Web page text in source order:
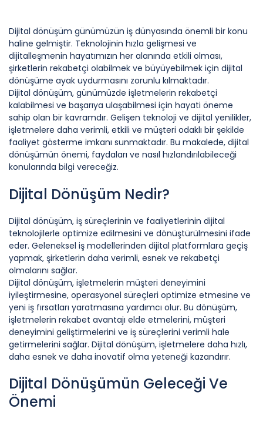
Dijital dönüşüm günümüzün iş dünyasında önemli bir konu
haline gelmiştir. Teknolojinin hızla gelişmesi ve
dijitalleşmenin hayatımızın her alanında etkili olması,
şirketlerin rekabetçi olabilmek ve büyüyebilmek için dijital
dönüşüme ayak uydurmasını zorunlu kılmaktadır.
Dijital dönüşüm, günümüzde işletmelerin rekabetçi
kalabilmesi ve başarıya ulaşabilmesi için hayati öneme
sahip olan bir kavramdır. Gelişen teknoloji ve dijital yenilikler,
işletmelere daha verimli, etkili ve müşteri odaklı bir şekilde
faaliyet gösterme imkanı sunmaktadır. Bu makalede, dijital
dönüşümün önemi, faydaları ve nasıl hızlandırılabileceği
konularında bilgi vereceğiz.
Dijital Dönüşüm Nedir?
Dijital dönüşüm, iş süreçlerinin ve faaliyetlerinin dijital
teknolojilerle optimize edilmesini ve dönüştürülmesini ifade
eder. Geleneksel iş modellerinden dijital platformlara geçiş
yapmak, şirketlerin daha verimli, esnek ve rekabetçi
olmalarını sağlar.
Dijital dönüşüm, işletmelerin müşteri deneyimini
iyileştirmesine, operasyonel süreçleri optimize etmesine ve
yeni iş fırsatları yaratmasına yardımcı olur. Bu dönüşüm,
işletmelerin rekabet avantajı elde etmelerini, müşteri
deneyimini geliştirmelerini ve iş süreçlerini verimli hale
getirmelerini sağlar. Dijital dönüşüm, işletmelere daha hızlı,
daha esnek ve daha inovatif olma yeteneği kazandırır.
Dijital Dönüşümün Geleceği Ve
Önemi